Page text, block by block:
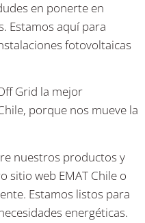
en ponerte en
Estamos aquí para
fotovoltaicas
Grid la mejor
porque nos mueve la
nuestros productos y
sitio web EMAT Chile o
Estamos listos para
energéticas.